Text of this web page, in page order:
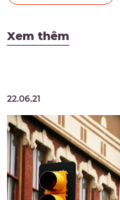
Xem thêm
22.06.21